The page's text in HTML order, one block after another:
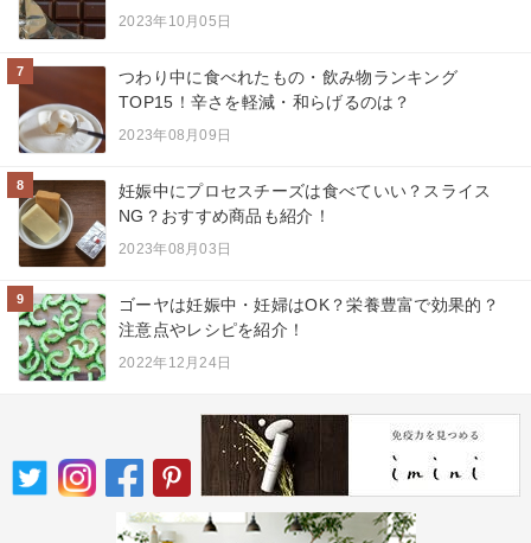
2023年10月05日
7
つわり中に食べれたもの・飲み物ランキング
TOP15！辛さを軽減・和らげるのは？
2023年08月09日
8
妊娠中にプロセスチーズは食べていい？スライス
NG？おすすめ商品も紹介！
2023年08月03日
9
ゴーヤは妊娠中・妊婦はOK？栄養豊富で効果的？
注意点やレシピを紹介！
2022年12月24日